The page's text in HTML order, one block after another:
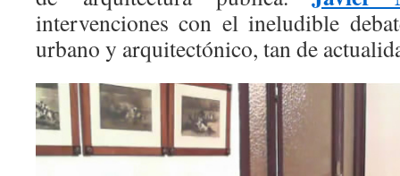
intervenciones con el ineludible
urbano y arquitectónico, tan de